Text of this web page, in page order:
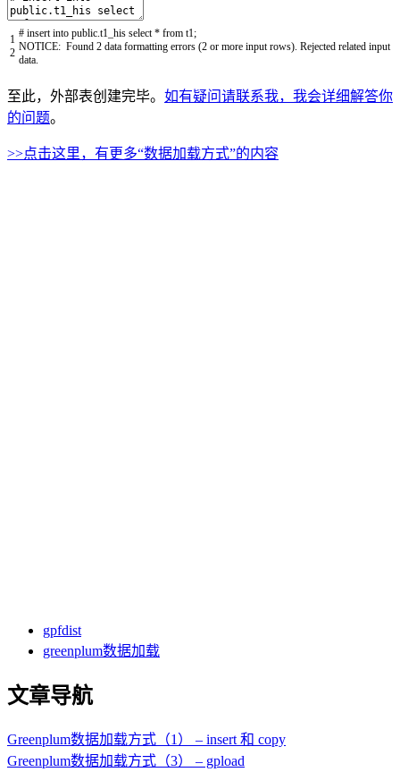
1
2
# insert into public.t1_his select * from t1;
NOTICE: Found 2 data formatting errors (2 or more input rows) Rejected related input
data
至此，外部表创建完毕。 如有疑问请联系我，我会详细解答你
的问题。
>>点击这里，有更多“数据加载方式”的内容
gpfdist
greenplum数据加载
文章导航
Greenplum数据加载方式（1） – insert 和 copy
Greenplum数据加载方式（3） – gpload